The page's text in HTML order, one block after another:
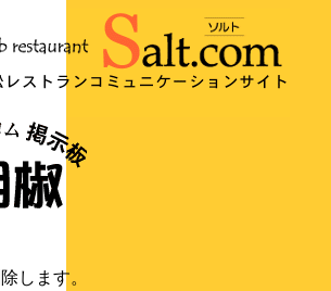
します。